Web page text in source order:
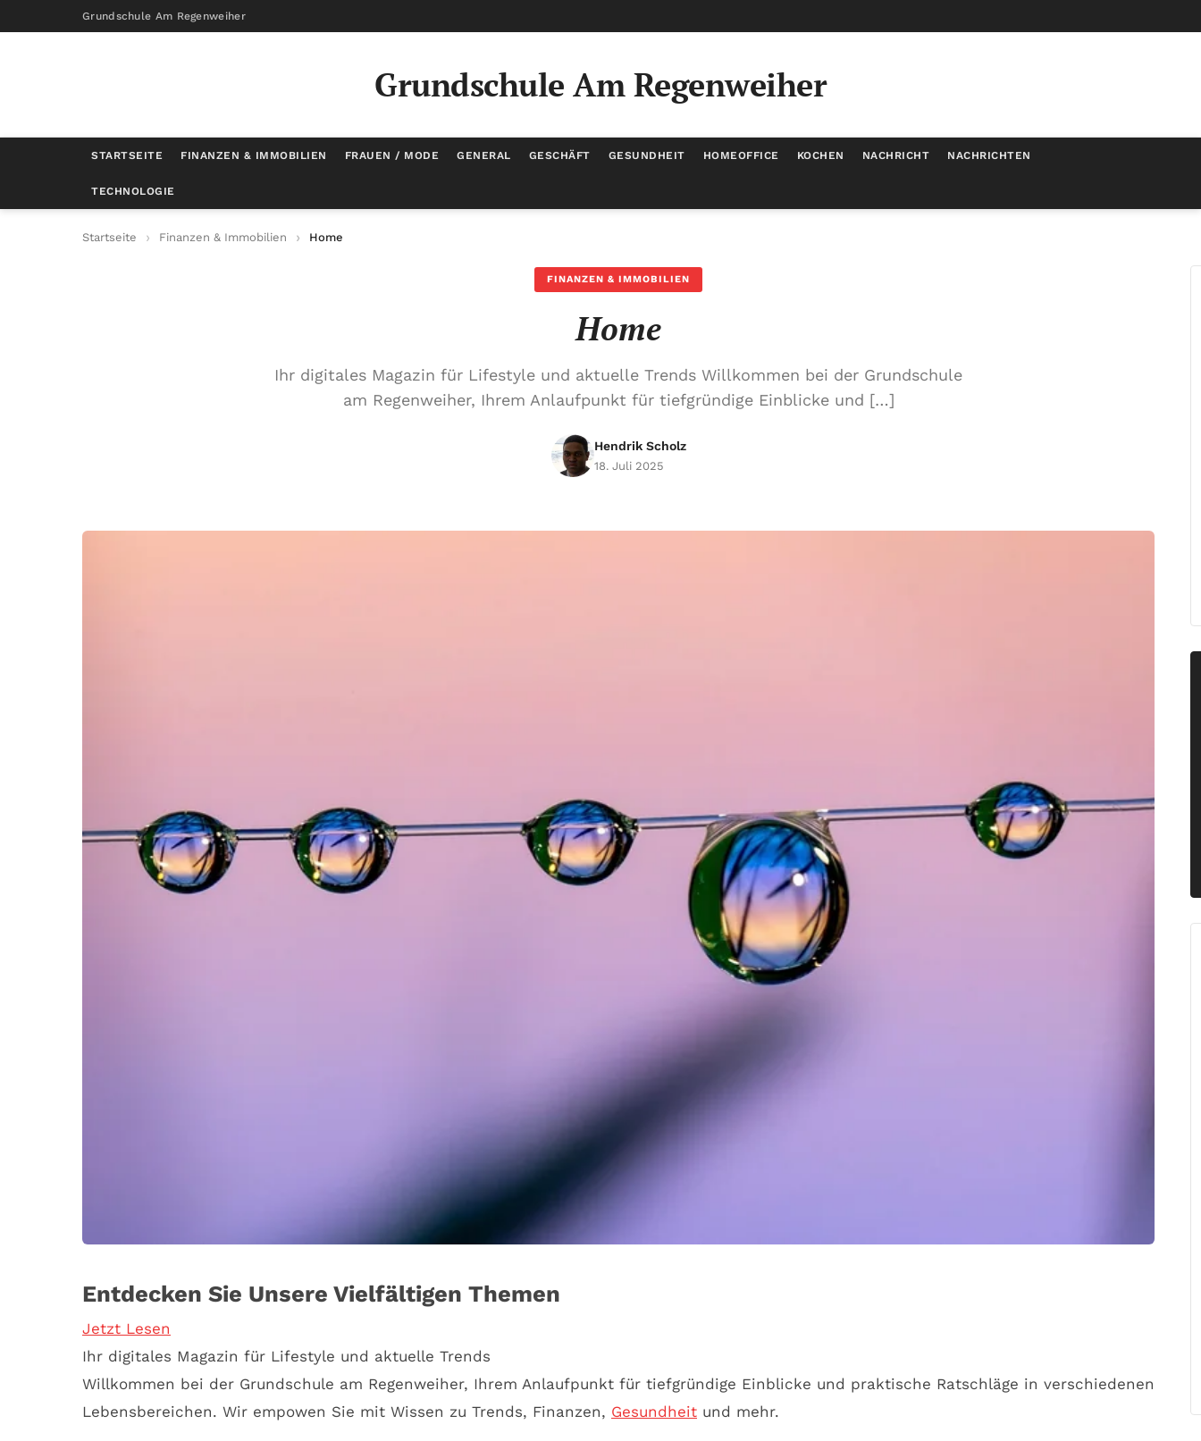
Grundschule Am Regenweiher
Grundschule Am Regenweiher
STARTSEITE FINANZEN & IMMOBILIEN FRAUEN / MODE GENERAL GESCHÄFT GESUNDHEIT HOMEOFFICE KOCHEN NACHRICHT NACHRICHTEN
TECHNOLOGIE
Startseite Finanzen & Immobilien Home
FINANZEN & IMMOBILIEN
Home
Ihr digitales Magazin für Lifestyle und aktuelle Trends Willkommen bei der Grundschule
am Regenweiher, Ihrem Anlaufpunkt für tiefgründige Einblicke und […]
Hendrik Scholz
18. Juli 2025
Entdecken Sie Unsere Vielfältigen Themen
Jetzt Lesen
Ihr digitales Magazin für Lifestyle und aktuelle Trends
Willkommen bei der Grundschule am Regenweiher, Ihrem Anlaufpunkt für tiefgründige Einblicke und praktische Ratschläge in verschiedenen
Lebensbereichen. Wir empowen Sie mit Wissen zu Trends, Finanzen, Gesundheit und mehr.